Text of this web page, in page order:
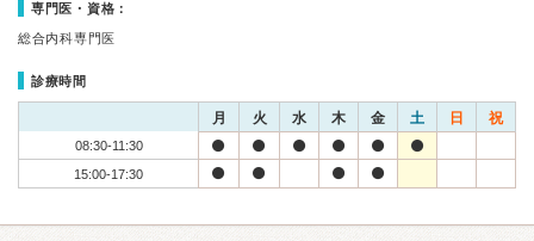
専門医・資格：
総合内科専門医
診療時間
月 火 水 木 金 土 日 祝
08:30-11:30
15:00-17:30